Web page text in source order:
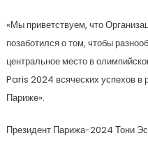
«Мы приветствуем, что
позаботился о том, чтобы
центральное место в
Paris 2024 всяческих успехов в
Париже».
Президент Парижа-2024 Тони